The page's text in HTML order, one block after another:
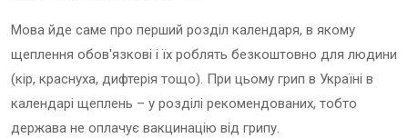
Мова йде саме про перший розділ календаря, в якому
щеплення обов'язкові і їх роблять безкоштовно для людини
(кір, краснуха, дифтерія тощо). При цьому грип в Україні в
календарі щеплень – у розділі рекомендованих, тобто
держава не оплачує вакцинацію від грипу.